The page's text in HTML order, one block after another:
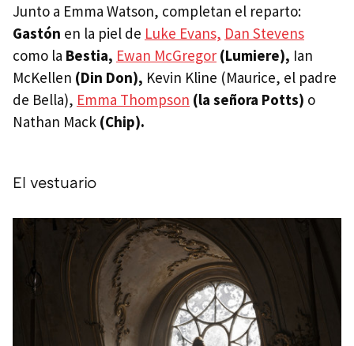
Junto a Emma Watson, completan el reparto:
Gastón en la piel de Luke Evans, Dan Stevens
como la Bestia, Ewan McGregor (Lumiere), Ian
McKellen (Din Don), Kevin Kline (Maurice, el padre
de Bella), Emma Thompson (la señora Potts) o
Nathan Mack (Chip).
El vestuario